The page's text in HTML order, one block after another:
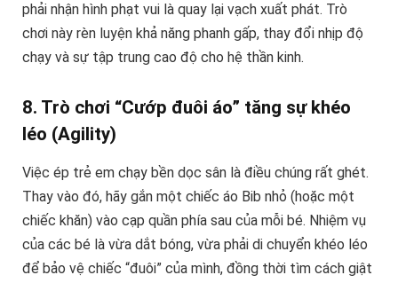
phải nhận hình phạt vui là quay lại vạch xuất phát. Trò
chơi này rèn luyện khả năng phanh gấp, thay đổi nhịp độ
chạy và sự tập trung cao độ cho hệ thần kinh.
8. Trò chơi “Cướp đuôi áo” tăng sự khéo
léo (Agility)
Việc ép trẻ em chạy bền dọc sân là điều chúng rất ghét.
Thay vào đó, hãy gắn một chiếc áo Bib nhỏ (hoặc một
chiếc khăn) vào cạp quần phía sau của mỗi bé. Nhiệm vụ
của các bé là vừa dắt bóng, vừa phải di chuyển khéo léo
để bảo vệ chiếc “đuôi” của mình, đồng thời tìm cách giật